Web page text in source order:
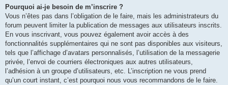
Pourquoi ai-je besoin de m’inscrire ?
Vous n’êtes pas dans l’obligation de le faire, mais les administrateurs du
forum peuvent limiter la publication de messages aux utilisateurs inscrits.
En vous inscrivant, vous pouvez également avoir accès à des
fonctionnalités supplémentaires qui ne sont pas disponibles aux visiteurs,
tels que l’affichage d’avatars personnalisés, l’utilisation de la messagerie
privée, l’envoi de courriers électroniques aux autres utilisateurs,
l’adhésion à un groupe d’utilisateurs, etc. L’inscription ne vous prend
qu’un court instant, c’est pourquoi nous vous recommandons de le faire.